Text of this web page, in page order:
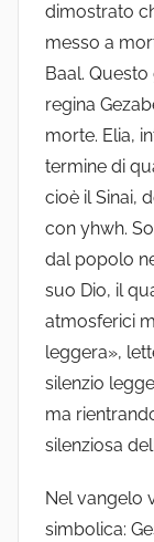
dimostrato
messo a
Baal.
regina
morte. Elia,
termine di
cioè il Sinai,
con yhwh.
dal popolo
suo Dio, il
atmosferici
leggera»,
silenzio
ma
silenziosa
Nel vangelo
simbolica: